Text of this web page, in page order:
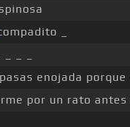
_
enojada
por un rato antes